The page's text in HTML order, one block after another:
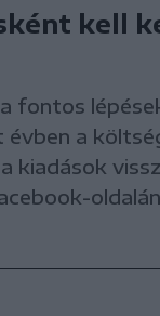
kell
fontos
évben a
kiadások